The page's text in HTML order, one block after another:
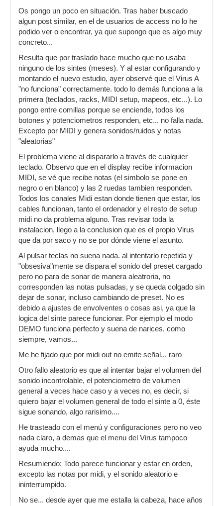
Os pongo un poco en situación. Tras haber buscado
algun post similar, en el de usuarios de access no lo he
podido ver o encontrar, ya que supongo que es algo muy
concreto...
Resulta que por traslado hace mucho que no usaba
ninguno de los sintes (meses). Y al estar configurando y
montando el nuevo estudio, ayer observé que el Virus A
"no funciona" correctamente. todo lo demás funciona a la
primera (teclados, racks, MIDI setup, mapeos, etc...). Lo
pongo entre comillas porque se enciende, todos los
botones y potenciometros responden, etc... no falla nada.
Excepto por MIDI y genera sonidos/ruidos y notas
"aleatorias"
El problema viene al dispararlo a través de cualquier
teclado. Observo que en el display recibe informacion
MIDI, se vé que recibe notas (el simbolo se pone en
negro o en blanco) y las 2 ruedas tambien responden.
Todos los canales Midi estan donde tienen que estar, los
cables funcionan, tanto el ordenador y el resto de setup
midi no da problema alguno. Tras revisar toda la
instalacion, llego a la conclusion que es el propio Virus
que da por saco y no se por dónde viene el asunto.
Al pulsar teclas no suena nada. al intentarlo repetida y
"obsesiva"mente se dispara el sonido del preset cargado
pero no para de sonar de manera aleatroria, no
corresponden las notas pulsadas, y se queda colgado sin
dejar de sonar, incluso cambiando de preset. No es
debido a ajustes de envolventes o cosas asi, ya que la
logica del sinte parece funcionar. Por ejemplo el modo
DEMO funciona perfecto y suena de narices, como
siempre, vamos...
Me he fijado que por midi out no emite señal... raro
Otro fallo aleatorio es que al intentar bajar el volumen del
sonido incontrolable, el potenciometro de volumen
general a veces hace caso y a veces no, es decir, si
quiero bajar el volumen general de todo el sinte a 0, éste
sigue sonando, algo rarisimo....
He trasteado con el menú y configuraciones pero no veo
nada claro, a demas que el menu del Virus tampoco
ayuda mucho....
Resumiendo: Todo parece funcionar y estar en orden,
excepto las notas por midi, y el sonido aleatorio e
ininterrumpido.
No se... desde ayer que me estalla la cabeza, hace años